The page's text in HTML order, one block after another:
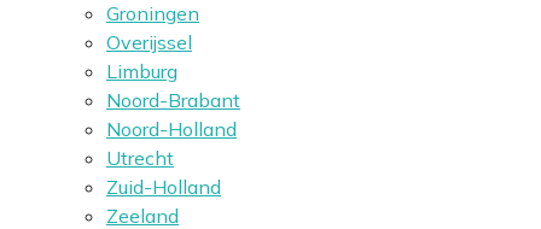
Groningen
Overijssel
Limburg
Noord-Brabant
Noord-Holland
Utrecht
Zuid-Holland
Zeeland